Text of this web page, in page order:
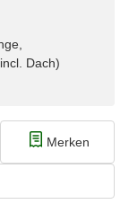
Dach)
Merken